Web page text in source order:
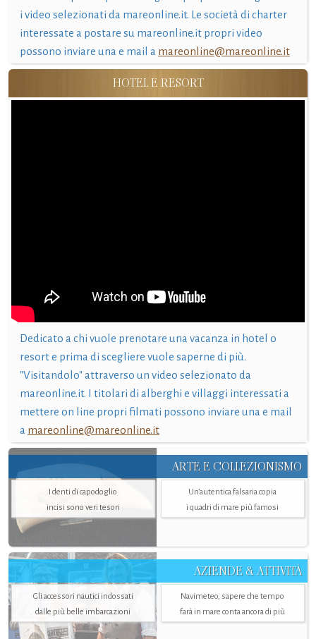
i video selezionati da mareonline.it. Le società di charter
interessate a postare su mareonline.it propri video
possono inviare una e mail a mareonline@mareonline.it
HOTEL E RESORT
Dedicato a chi vuole prenotare una vacanza in hotel o
resort e prima di scegliere vuole saperne di più.
"Visitandolo" attraverso un video selezionato da
mareonline.it. I titolari di alberghi e villaggi interessati a
mettere on line propri filmati possono inviare una e mail
a mareonline@mareonline.it
ARTE E COLLEZIONISMO
I denti di capodoglio
incisi sono veri tesori
Un’autentica falsaria copia
i quadri di mare più famosi
AZIENDE & ATTIVITÀ
Gli accessori nautici indossati
dalle più belle imbarcazioni
Navimeteo, sapere che tempo
farà in mare conta ancora di più